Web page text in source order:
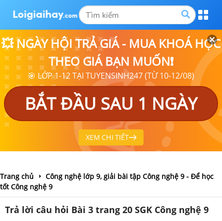
💥 NGÀY HỘI TRẢ GIÁ - MUA KHOÁ HỌC
THEO GIÁ BẠN MUỐN❗
🎯 LỚP 1-12 TẠI TUYENSINH247 (TỪ 10-12/08)
BẮT ĐẦU SAU 1 NGÀY
XEM CHI TIẾT
Trang chủ
Công nghệ lớp 9, giải bài tập Công nghệ 9 - Để học
tốt Công nghệ 9
Trả lời câu hỏi Bài 3 trang 20 SGK Công nghệ 9